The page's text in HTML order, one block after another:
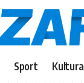
Sport Kultura